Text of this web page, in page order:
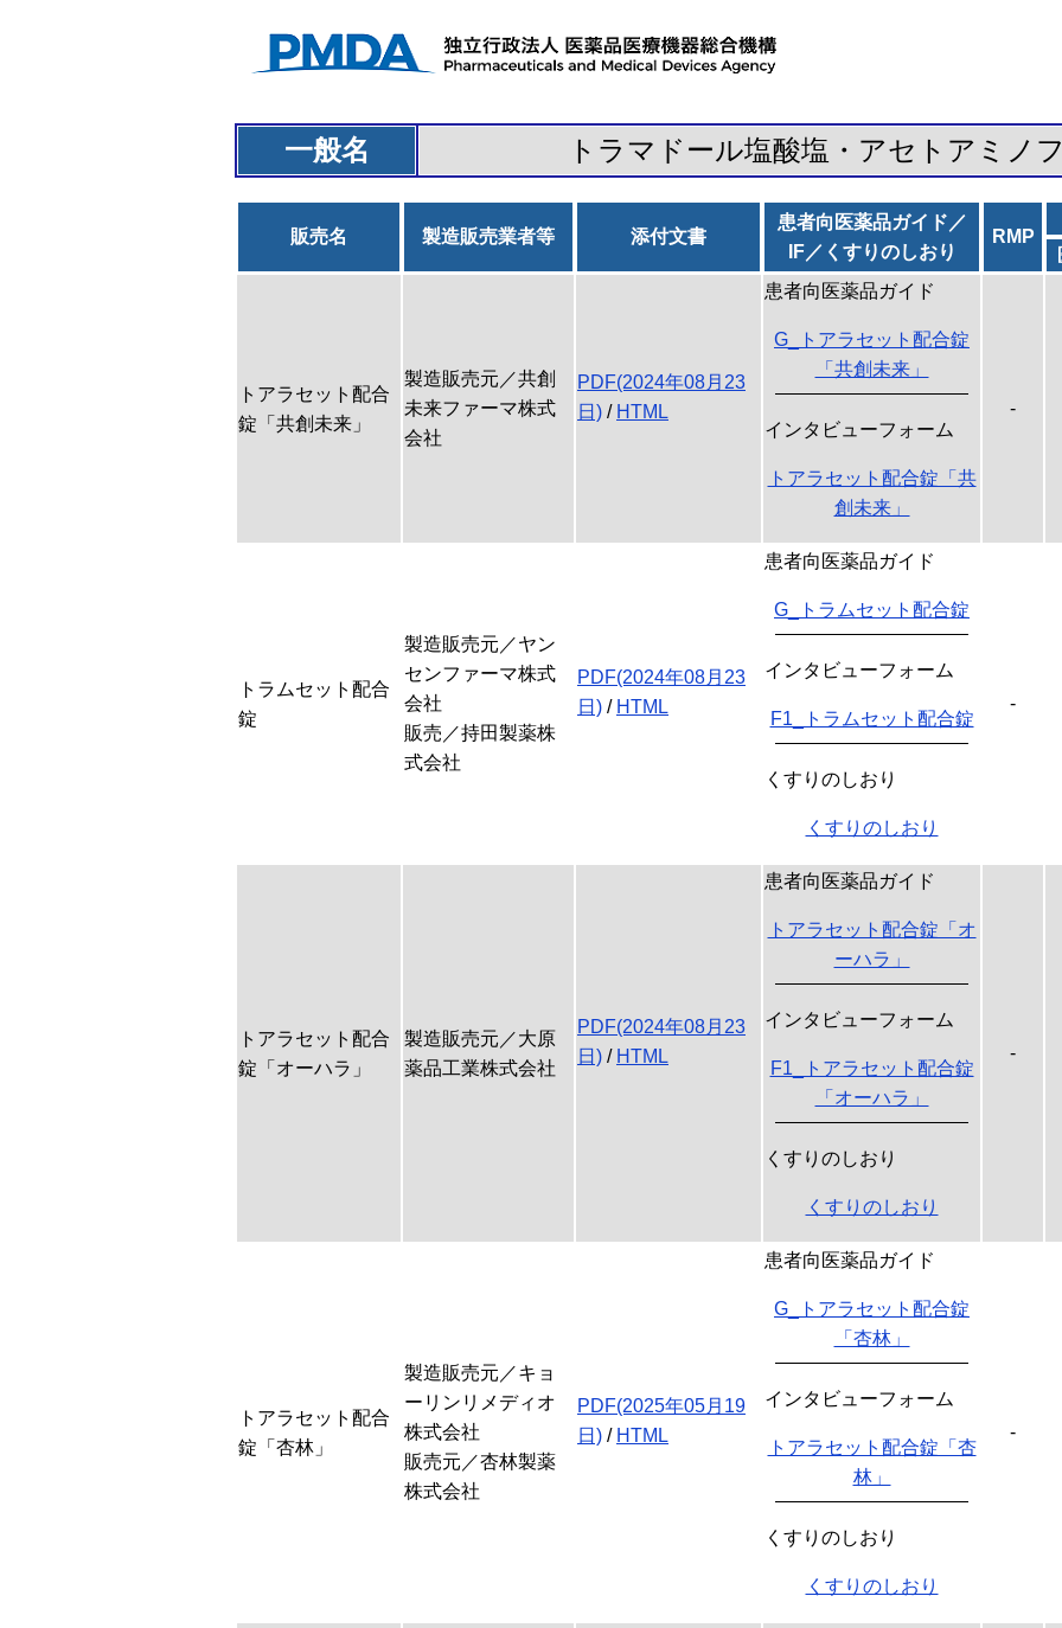
一般名 トラマドール塩酸塩・アセトアミノ
販売名 製造販売業者等 添付文書
患者向医薬品ガイド／
IF／くすりのしおり
RMP
トアラセット配合
錠「共創未来」
製造販売元／共創
未来ファーマ株式
会社
PDF(2024年08月23
日) / HTML
患者向医薬品ガイド
G_トアラセット配合錠
「共創未来」
インタビューフォーム
トアラセット配合錠「共
創未来」
-
トラムセット配合
錠
製造販売元／ヤン
センファーマ株式
会社
販売／持田製薬株
式会社
PDF(2024年08月23
日) / HTML
患者向医薬品ガイド
G_トラムセット配合錠
インタビューフォーム
F1_トラムセット配合錠
くすりのしおり
くすりのしおり
-
トアラセット配合
錠「オーハラ」
製造販売元／大原
薬品工業株式会社
PDF(2024年08月23
日) / HTML
患者向医薬品ガイド
トアラセット配合錠「オ
ーハラ」
インタビューフォーム
F1_トアラセット配合錠
「オーハラ」
くすりのしおり
くすりのしおり
-
トアラセット配合
錠「杏林」
製造販売元／キョ
ーリンリメディオ
株式会社
販売元／杏林製薬
株式会社
PDF(2025年05月19
日) / HTML
患者向医薬品ガイド
G_トアラセット配合錠
「杏林」
インタビューフォーム
トアラセット配合錠「杏
林」
くすりのしおり
くすりのしおり
-